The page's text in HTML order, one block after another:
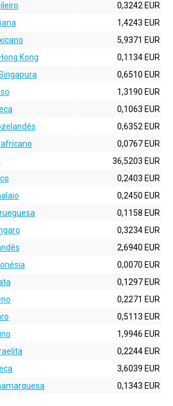
0,3242 EUR
1,4243 EUR
5,9371 EUR
Kong
0,1134 EUR
0,6510 EUR
1,3190 EUR
0,1063 EUR
0,6352 EUR
africano
0,0767 EUR
36,5203 EUR
0,2403 EUR
0,2450 EUR
0,1158 EUR
0,3234 EUR
2,6940 EUR
0,0070 EUR
0,1297 EUR
0,2271 EUR
0,5113 EUR
1,9946 EUR
0,2244 EUR
3,6039 EUR
0,1343 EUR